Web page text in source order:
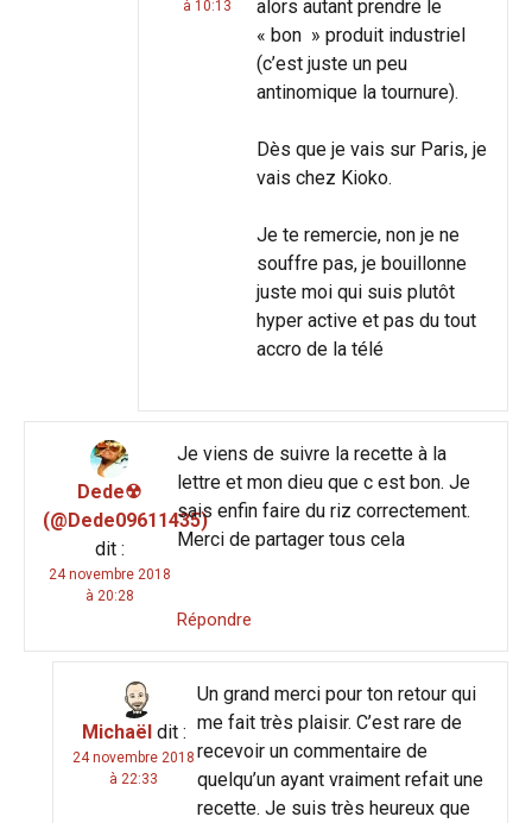
à 10:13
alors autant prendre le
« bon » produit industriel
(c’est juste un peu
antinomique la tournure).
Dès que je vais sur Paris, je
vais chez Kioko.
Je te remercie, non je ne
souffre pas, je bouillonne
juste moi qui suis plutôt
hyper active et pas du tout
accro de la télé
Dede☢
(@Dede09611435)
dit :
24 novembre 2018
à 20:28
Je viens de suivre la recette à la
lettre et mon dieu que c est bon. Je
sais enfin faire du riz correctement.
Merci de partager tous cela
Répondre
Michaël dit :
24 novembre 2018
à 22:33
Un grand merci pour ton retour qui
me fait très plaisir. C’est rare de
recevoir un commentaire de
quelqu’un ayant vraiment refait une
recette. Je suis très heureux que